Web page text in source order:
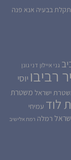
בבעיה אנא פנה
גני איילון דני גונן
רביבו יוסי
ישראל משטרת
לוד עמיחי
רמלה רמת אלישיב